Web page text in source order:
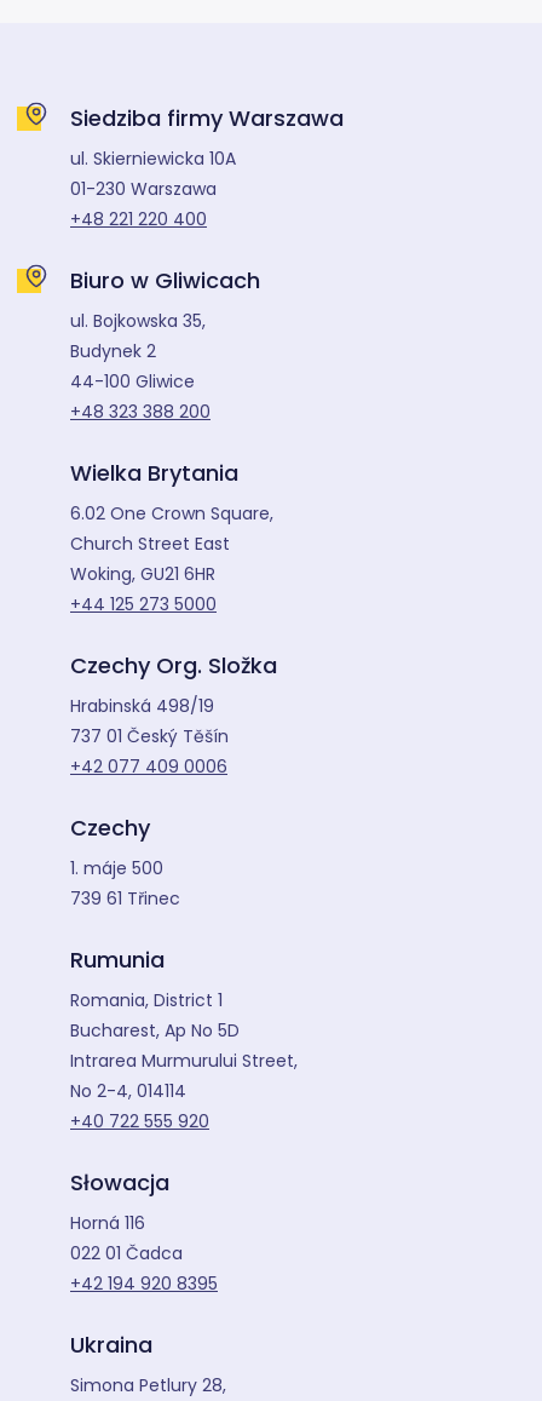
Siedziba firmy Warszawa
ul. Skierniewicka 10A
01-230 Warszawa
+48 221 220 400
Biuro w Gliwicach
ul. Bojkowska 35,
Budynek 2
44-100 Gliwice
+48 323 388 200
Wielka Brytania
6.02 One Crown Square,
Church Street East
Woking, GU21 6HR
+44 125 273 5000
Czechy Org. Složka
Hrabinská 498/19
737 01 Český Těšín
+42 077 409 0006
Czechy
1. máje 500
739 61 Třinec
Rumunia
Romania, District 1
Bucharest, Ap No 5D
Intrarea Murmurului Street,
No 2-4, 014114
+40 722 555 920
Słowacja
Horná 116
022 01 Čadca
+42 194 920 8395
Ukraina
Simona Petlury 28,